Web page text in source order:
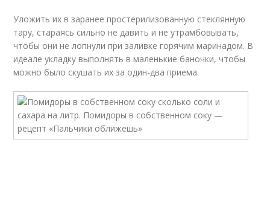
Уложить их в заранее простерилизованную стеклянную
тару, стараясь сильно не давить и не утрамбовывать,
чтобы они не лопнули при заливке горячим маринадом. В
идеале укладку выполнять в маленькие баночки, чтобы
можно было скушать их за один-два приема.